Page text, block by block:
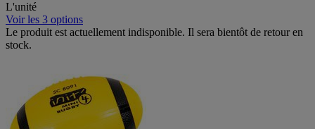
L'unité
Voir les 3 options
Le produit est actuellement indisponible. Il sera bientôt de retour en
stock.